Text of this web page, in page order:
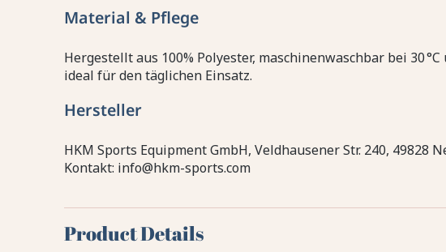
Material & Pflege
Hergestellt aus 100% Polyester, maschinenwaschbar bei 30
ideal für den täglichen Einsatz.
Hersteller
HKM Sports Equipment GmbH, Veldhausener Str. 240, 49828
Kontakt: info@hkm-sports.com
Product Details